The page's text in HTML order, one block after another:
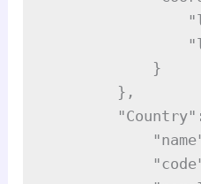
            }
        },